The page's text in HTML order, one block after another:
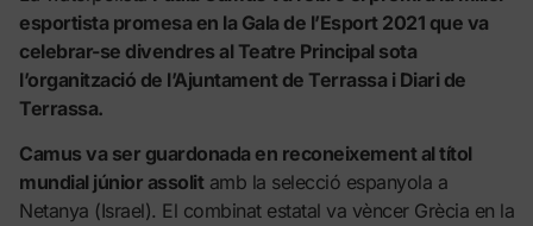
esportista promesa en la Gala de l’Esport 2021 que va
celebrar-se divendres al Teatre Principal sota
l’organització de l’Ajuntament de Terrassa i Diari de
Terrassa.
Camus va ser guardonada en reconeixement al títol
mundial júnior assolitamb la selecció espanyola a
Netanya (Israel). El combinat estatal va vèncer Grècia en la